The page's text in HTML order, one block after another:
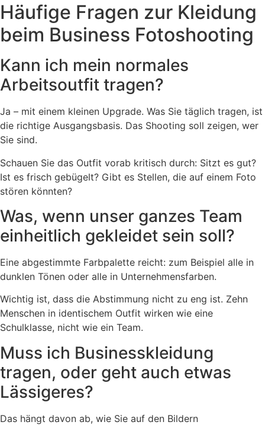
Häufige Fragen zur Kleidung
beim Business Fotoshooting
Kann ich mein normales
Arbeitsoutfit tragen?
Ja – mit einem kleinen Upgrade. Was Sie täglich tragen, ist
die richtige Ausgangsbasis. Das Shooting soll zeigen, wer
Sie sind.
Schauen Sie das Outfit vorab kritisch durch: Sitzt es gut?
Ist es frisch gebügelt? Gibt es Stellen, die auf einem Foto
stören könnten?
Was, wenn unser ganzes Team
einheitlich gekleidet sein soll?
Eine abgestimmte Farbpalette reicht: zum Beispiel alle in
dunklen Tönen oder alle in Unternehmensfarben.
Wichtig ist, dass die Abstimmung nicht zu eng ist. Zehn
Menschen in identischem Outfit wirken wie eine
Schulklasse, nicht wie ein Team.
Muss ich Businesskleidung
tragen, oder geht auch etwas
Lässigeres?
Das hängt davon ab, wie Sie auf den Bildern